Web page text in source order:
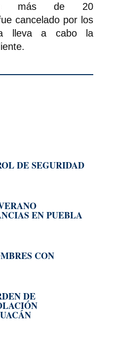
más de 20
cancelado por los
lleva a cabo la
DE SEGURIDAD
EN PUEBLA
CON
DE